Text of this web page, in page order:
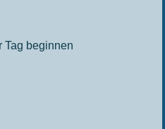
Tag beginnen